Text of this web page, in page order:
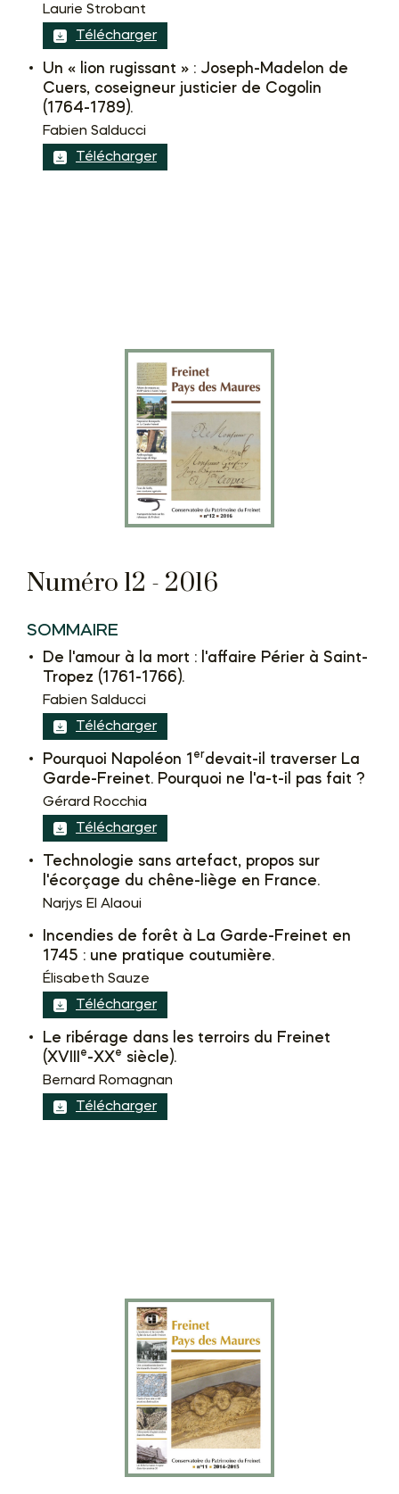
Laurie Strobant
Télécharger
Un « lion rugissant » : Joseph-Madelon de
Cuers, coseigneur justicier de Cogolin
(1764-1789).
Fabien Salducci
Télécharger
Numéro 12 - 2016
SOMMAIRE
De l'amour à la mort : l'affaire Périer à Saint-
Tropez (1761-1766).
Fabien Salducci
Télécharger
Pourquoi Napoléon 1 erdevait-il traverser La
Garde-Freinet. Pourquoi ne l'a-t-il pas fait ?
Gérard Rocchia
Télécharger
Technologie sans artefact, propos sur
l'écorçage du chêne-liège en France.
Narjys El Alaoui
Incendies de forêt à La Garde-Freinet en
1745 : une pratique coutumière.
Élisabeth Sauze
Télécharger
Le ribérage dans les terroirs du Freinet
(XVIIIe-XXe siècle).
Bernard Romagnan
Télécharger